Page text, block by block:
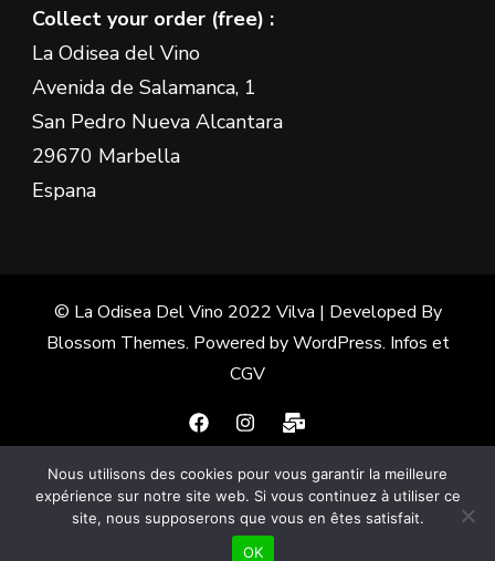
Collect your order (free) :
La Odisea del Vino
Avenida de Salamanca, 1
San Pedro Nueva Alcantara
29670 Marbella
Espana
© La Odisea Del Vino 2022 Vilva | Developed By
Blossom Themes. Powered byWordPress. Infos et
CGV
Français(French) Español(Spanish)
English
Nous utilisons des cookies pour vous garantir la meilleure
expérience sur notre site web. Si vous continuez à utiliser ce
site, nous supposerons que vous en êtes satisfait.
OK